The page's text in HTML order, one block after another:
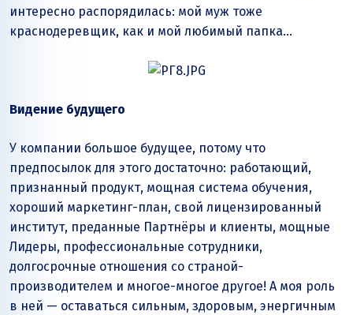
интересно распорядилась: мой муж тоже
краснодеревщик, как и мой любимый папка…
Видение будущего
У компании большое будущее, потому что
предпосылок для этого достаточно: работающий,
признанный продукт, мощная система обучения,
хороший маркетинг-план, свой лицензированный
институт, преданные Партнёры и клиенты, мощные
Лидеры, профессиональные сотрудники,
долгосрочные отношения со страной-
производителем и многое-многое другое! А моя роль
в ней — оставаться сильным, здоровым, энергичным